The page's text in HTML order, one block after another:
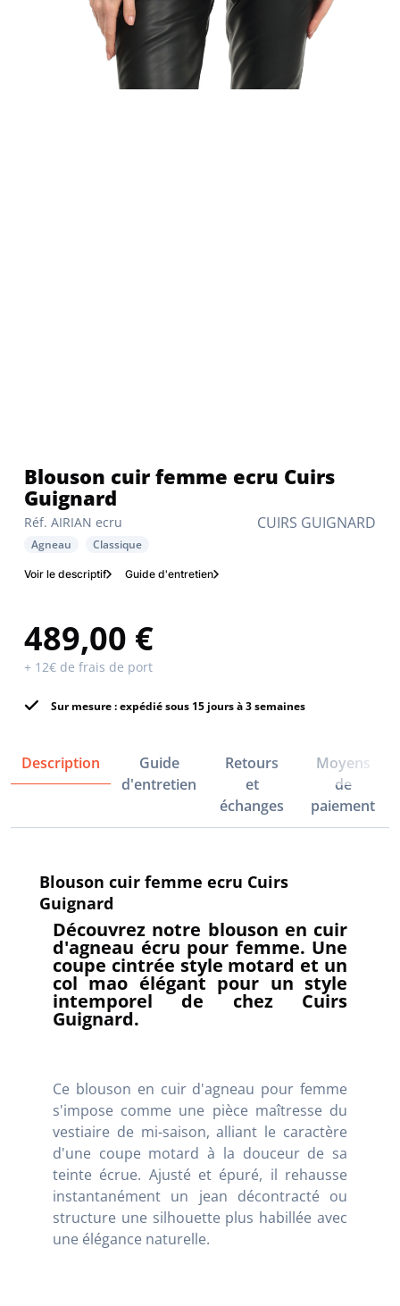
CUIRS GUIGNARD
Réf. AIRIAN ecru
Blouson cuir femme ecru Cuirs
Guignard
Agneau Classique
Voir le descriptif Guide d'entretien
489,00 €
+ 12€ de frais de port
Sur mesure : expédié sous 15 jours à 3 semaines
Description
Guide
d'entretien
Retours
et
échanges
Moyens
de
paiement
Blouson cuir femme ecru Cuirs
Guignard
Découvrez notre blouson en cuir
d'agneau écru pour femme. Une
coupe cintrée style motard et un
col mao élégant pour un style
intemporel de chez Cuirs
Guignard.
Ce blouson en cuir d'agneau pour femme
s'impose comme une pièce maîtresse du
vestiaire de mi-saison, alliant le caractère
d'une coupe motard à la douceur de sa
teinte écrue. Ajusté et épuré, il rehausse
instantanément un jean décontracté ou
structure une silhouette plus habillée avec
une élégance naturelle.